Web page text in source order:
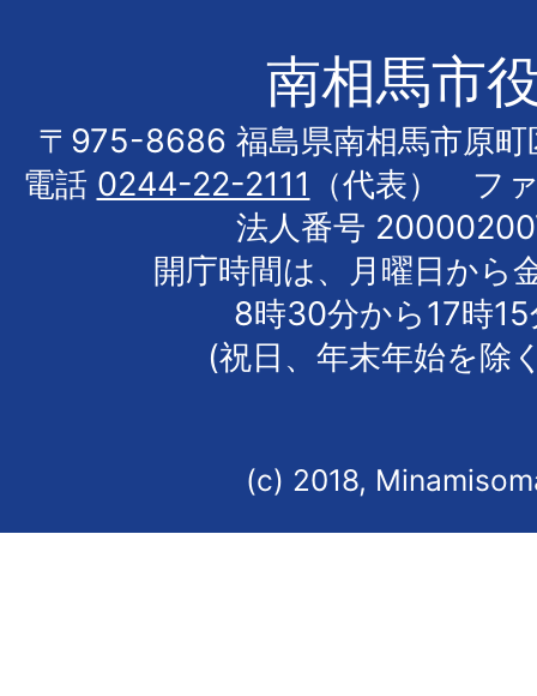
南相馬市
〒975-8686 福島県南相馬市原町
電話 0244-22-2111
（代表） フ
法人番号
開庁時間は、月曜日から
8時30分から17時
(祝日、年末年始を除
(c) 2018,